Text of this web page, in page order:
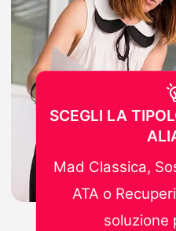
SCEGLI LA
Mad Classica,
ATA o
soluzione